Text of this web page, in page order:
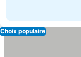
Choix populaire